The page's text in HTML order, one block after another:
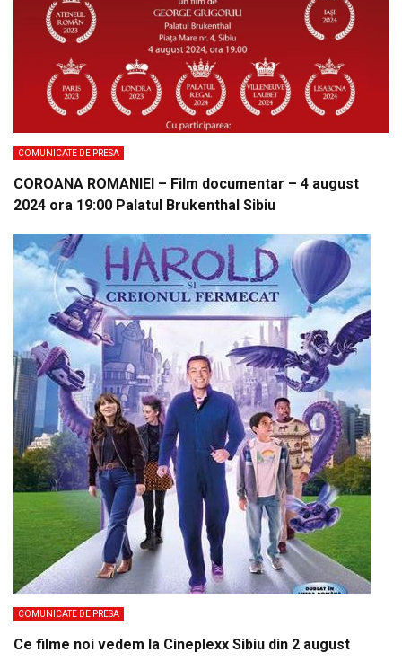
COMUNICATE DE PRESA
COROANA ROMANIEI – Film documentar – 4 august
2024 ora 19:00 Palatul Brukenthal Sibiu
COMUNICATE DE PRESA
Ce filme noi vedem la Cineplexx Sibiu din 2 august